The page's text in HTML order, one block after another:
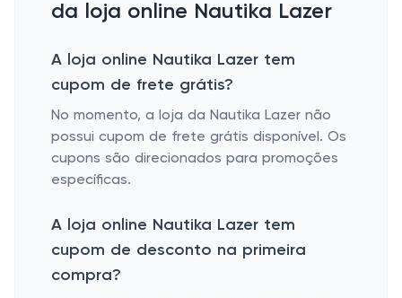
da loja online Nautika Lazer
A loja online Nautika Lazer tem
cupom de frete grátis?
No momento, a loja da Nautika Lazer não
possui cupom de frete grátis disponível. Os
cupons são direcionados para promoções
específicas.
A loja online Nautika Lazer tem
cupom de desconto na primeira
compra?